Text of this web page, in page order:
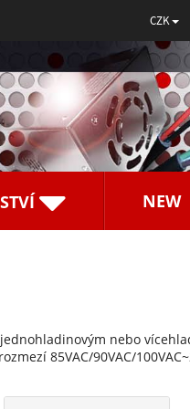
CZK
NEW
nebo
85VAC/90VAC/